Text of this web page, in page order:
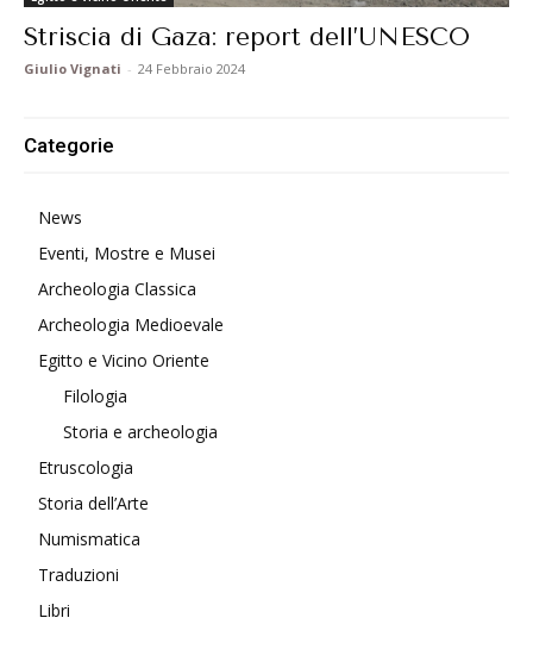
Striscia di Gaza: report dell’UNESCO
Giulio Vignati - 24 Febbraio 2024
Categorie
News
Eventi, Mostre e Musei
Archeologia Classica
Archeologia Medioevale
Egitto e Vicino Oriente
Filologia
Storia e archeologia
Etruscologia
Storia dell’Arte
Numismatica
Traduzioni
Libri